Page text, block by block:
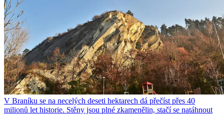
V Braníku se na necelých deseti hektarech dá přečíst přes 40
milionů let historie. Stěny jsou plné zkamenělin, stačí se natáhnout